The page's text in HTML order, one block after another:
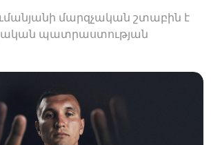
մարզչական շտաբին է
պատրաստության